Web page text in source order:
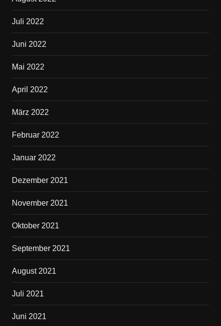
Juli 2022
Juni 2022
Mai 2022
April 2022
März 2022
Februar 2022
Januar 2022
Dezember 2021
November 2021
Oktober 2021
September 2021
August 2021
Juli 2021
Juni 2021